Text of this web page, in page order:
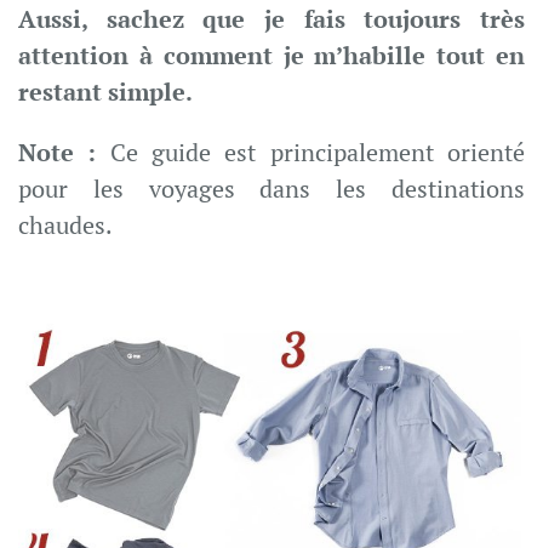
Aussi, sachez que je fais toujours très
attention à comment je m’habille tout en
restant simple.
Note : Ce guide est principalement orienté
pour les voyages dans les destinations
chaudes.